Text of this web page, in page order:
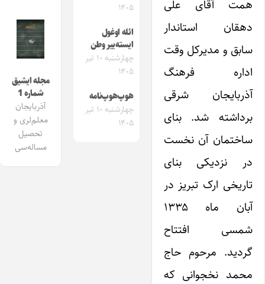
همت آقای علی
دهقان استاندار
سابق و مدیرکل وقت
اداره فرهنگ
آذربایجان شرقی
برداشته شد. بنای
ساختمان آن نخست
در نزدیکی بنای
تاریخی ارک تبریز در
آبان ماه ۱۳۳۵
شمسی افتتاح
گردید. مرحوم حاج
محمد نخجوانی که
۱۴۰۵
ائله اوغول
ایسته‌ییر وطن
چهارشنبه ۱۰ تیر
۱۴۰۵
هوپ‌هوپ‌نامه
چهارشنبه ۱۰ تیر
۱۴۰۵
مجله ایشیق
شماره 1
آذربایجان
معلم‌لری و
تحصیل
مساله‌سی